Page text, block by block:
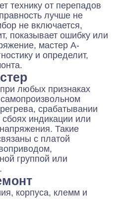
технику от перепадов
лучше не
не включается,
показывает ошибку или
мастер А-
и определит,
любых признаках
срабатывании
индикации или
Такие
с платой
группой или
корпуса, клемм и